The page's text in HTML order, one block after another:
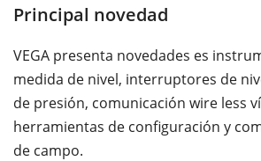
Principal novedad
VEGA presenta novedades es
medida de nivel, interruptores de
de presión, comunicación wire less
herramientas de configuración y
de campo.